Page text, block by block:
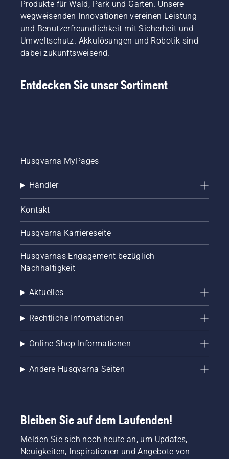
Produkte für Wald, Park und Garten. Unsere
wegweisenden Innovationen vereinen Leistung
und Benutzerfreundlichkeit mit Sicherheit und
Umweltschutz. Akkulösungen und Robotik sind
dabei zukunftsweisend.
Entdecken Sie unser Sortiment
Husqvarna MyPages
Händler
Kontakt
Husqvarna Karriereseite
Husqvarnas Engagement bezüglich
Nachhaltigkeit
Aktuelles
Rechtliche Informationen
Online Shop Informationen
Andere Husqvarna Seiten
Bleiben Sie auf dem Laufenden!
Melden Sie sich noch heute an, um Updates,
Neuigkeiten, Inspirationen und Angebote von